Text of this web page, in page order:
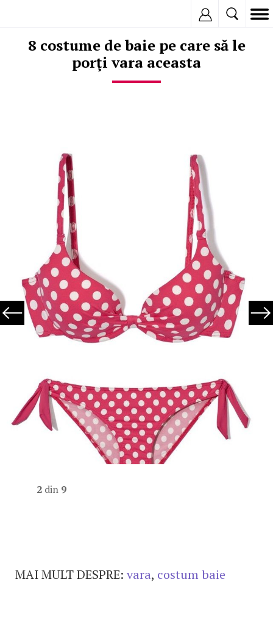
8 costume de baie pe care să le
porţi vara aceasta
2 din 9
MAI MULT DESPRE: vara, costum baie